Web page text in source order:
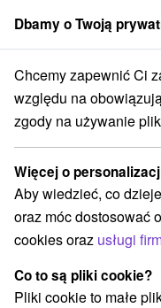
członek grupySorger
Specjalne oferty na
Pobyty z
Kategorie
Wszystkie kategorie
Wellness pobyty(7)
Romantyczne wypady
Wakacje rodzinne(6)
Dbamy o Twoją
Chcemy zapewnić Ci
względu na
zgody na używanie
Więcej o
Aby wiedzieć, co
oraz móc dostosować
cookies oraz usługi
Co to są pliki cookie?
Pliki cookie to małe